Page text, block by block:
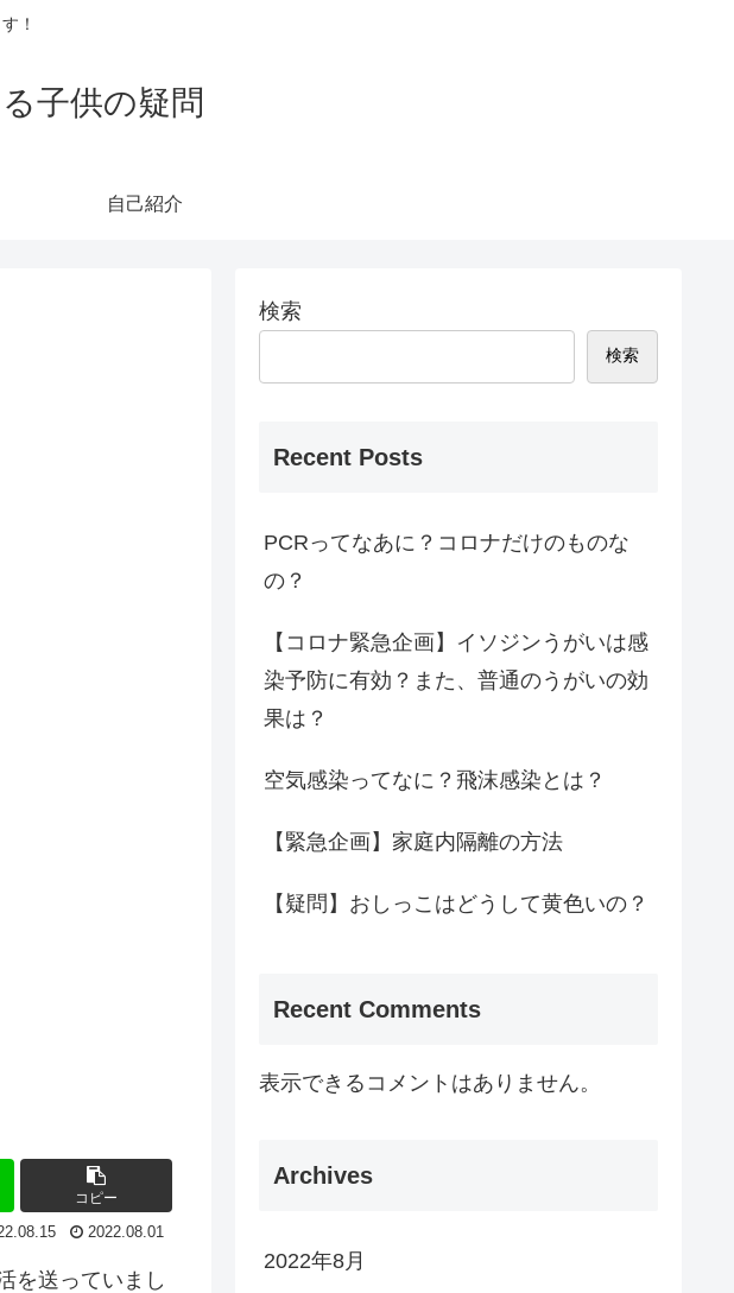
！
子供の疑問
自己紹介
コピー
2022.08.01
を送っていまし
検索
検索
Recent Posts
PCRってなあに？コロナだけのものな
の？
【コロナ緊急企画】イソジンうがいは感
染予防に有効？また、普通のうがいの効
果は？
空気感染ってなに？飛沫感染とは？
【緊急企画】家庭内隔離の方法
【疑問】おしっこはどうして黄色いの？
Recent Comments
表示できるコメントはありません。
Archives
2022年8月